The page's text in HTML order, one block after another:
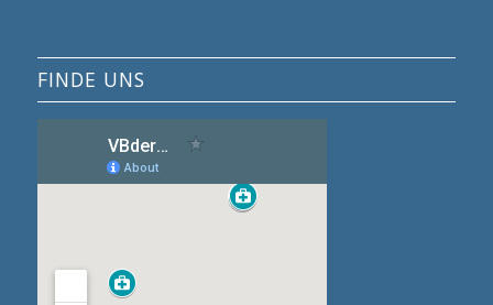
FINDE UNS